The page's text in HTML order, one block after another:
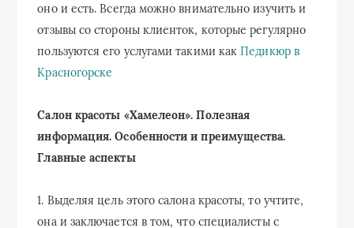
оно и есть. Всегда можно внимательно изучить и
отзывы со стороны клиенток, которые регулярно
пользуются его услугами такими какПедикюр в
Красногорске
Салон красоты «Хамелеон». Полезная
информация. Особенности и преимущества.
Главные аспекты
1. Выделяя цель этого салона красоты, то учтите,
она и заключается в том, что специалисты с